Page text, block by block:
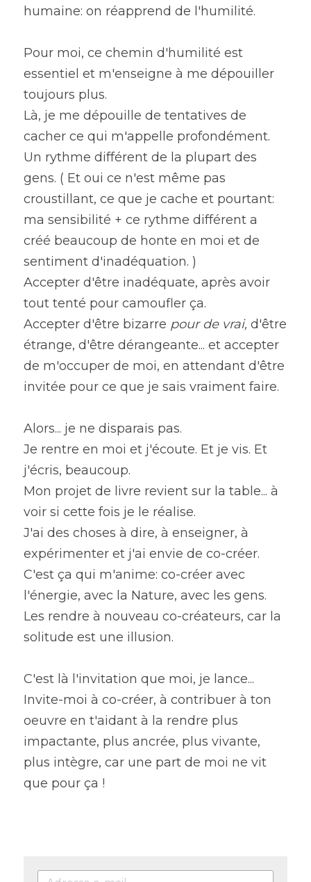
humaine: on réapprend de l'humilité.
Pour moi, ce chemin d'humilité est
essentiel et m'enseigne à me dépouiller
toujours plus.
Là, je me dépouille de tentatives de
cacher ce qui m'appelle profondément.
Un rythme différent de la plupart des
gens. ( Et oui ce n'est même pas
croustillant, ce que je cache et pourtant:
ma sensibilité + ce rythme différent a
créé beaucoup de honte en moi et de
sentiment d'inadéquation. )
Accepter d'être inadéquate, après avoir
tout tenté pour camoufler ça.
Accepter d'être bizarre pour de vrai, d'être
étrange, d'être dérangeante... et accepter
de m'occuper de moi, en attendant d'être
invitée pour ce que je sais vraiment faire.
Alors... je ne disparais pas.
Je rentre en moi et j'écoute. Et je vis. Et
j'écris, beaucoup.
Mon projet de livre revient sur la table... à
voir si cette fois je le réalise.
J'ai des choses à dire, à enseigner, à
expérimenter et j'ai envie de co-créer.
C'est ça qui m'anime: co-créer avec
l'énergie, avec la Nature, avec les gens.
Les rendre à nouveau co-créateurs, car la
solitude est une illusion.
C'est là l'invitation que moi, je lance...
Invite-moi à co-créer, à contribuer à ton
oeuvre en t'aidant à la rendre plus
impactante, plus ancrée, plus vivante,
plus intègre, car une part de moi ne vit
que pour ça !